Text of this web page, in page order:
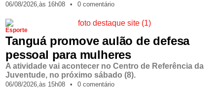
06/08/2026,às 16h08 • 0 comentário
Esporte
Tanguá promove aulão de defesa
pessoal para mulheres
A atividade vai acontecer no Centro de Referência da
Juventude, no próximo sábado (8).
06/08/2026,às 15h08 • 0 comentário